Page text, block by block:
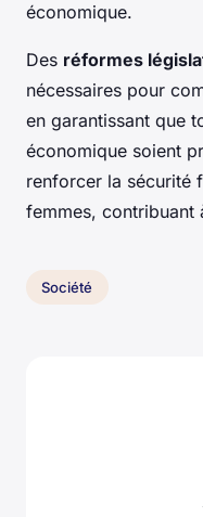
économique.
Des réformes
nécessaires pour
en garantissant que
économique soient
renforcer la sécurité
femmes, contribuant
Société